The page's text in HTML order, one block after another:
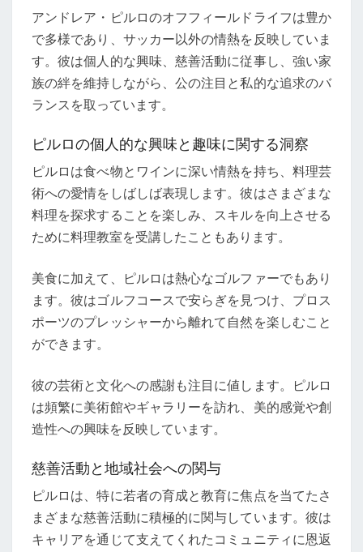
アンドレア・ピルロのオフフィールドライフは豊か
で多様であり、サッカー以外の情熱を反映していま
す。彼は個人的な興味、慈善活動に従事し、強い家
族の絆を維持しながら、公の注目と私的な追求のバ
ランスを取っています。
ピルロの個人的な興味と趣味に関する洞察
ピルロは食べ物とワインに深い情熱を持ち、料理芸
術への愛情をしばしば表現します。彼はさまざまな
料理を探求することを楽しみ、スキルを向上させる
ために料理教室を受講したこともあります。
美食に加えて、ピルロは熱心なゴルファーでもあり
ます。彼はゴルフコースで安らぎを見つけ、プロス
ポーツのプレッシャーから離れて自然を楽しむこと
ができます。
彼の芸術と文化への感謝も注目に値します。ピルロ
は頻繁に美術館やギャラリーを訪れ、美的感覚や創
造性への興味を反映しています。
慈善活動と地域社会への関与
ピルロは、特に若者の育成と教育に焦点を当てたさ
まざまな慈善活動に積極的に関与しています。彼は
キャリアを通じて支えてくれたコミュニティに恩返